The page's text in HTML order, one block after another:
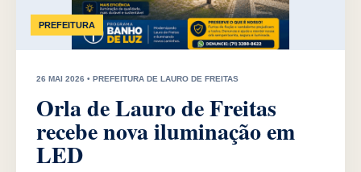
PREFEITURA
26 MAI 2026 • PREFEITURA DE LAURO DE FREITAS
Orla de Lauro de Freitas
recebe nova iluminação em
LED